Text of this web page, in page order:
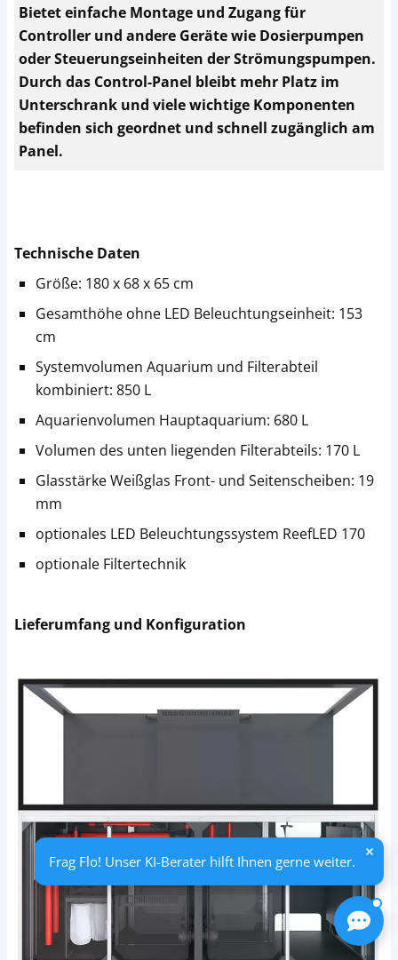
Bietet einfache Montage und Zugang für
Controller und andere Geräte wie Dosierpumpen
oder Steuerungseinheiten der Strömungspumpen.
Durch das Control-Panel bleibt mehr Platz im
Unterschrank und viele wichtige Komponenten
befinden sich geordnet und schnell zugänglich am
Panel.
Technische Daten
Größe: 180 x 68 x 65 cm
Gesamthöhe ohne LED Beleuchtungseinheit: 153
cm
Systemvolumen Aquarium und Filterabteil
kombiniert: 850 L
Aquarienvolumen Hauptaquarium: 680 L
Volumen des unten liegenden Filterabteils: 170 L
Glasstärke Weißglas Front- und Seitenscheiben: 19
mm
optionales LED Beleuchtungssystem ReefLED 170
optionale Filtertechnik
Lieferumfang und Konfiguration
Frag Flo! Unser KI-Berater hilft Ihnen gerne weiter.